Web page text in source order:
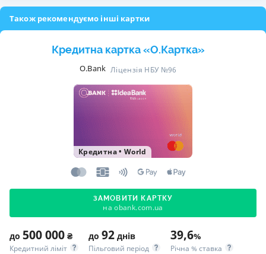
Також рекомендуємо інші картки
Кредитна картка «O.Картка»
O.Bank Ліцензія НБУ №96
Кредитна• World
ЗАМОВИТИ КАРТКУ
на obank.com.ua
до 500 000 ₴
Кредитний ліміт
до 92 днів
Пільговий період
39,6%
Річна % ставка